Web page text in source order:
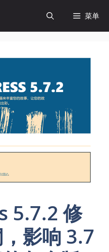
菜单
5.7.2 修
影响 3.7